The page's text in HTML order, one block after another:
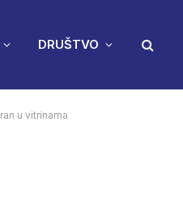
DRUŠTVO
u vitrinama